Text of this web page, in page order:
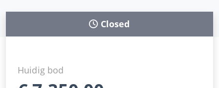
Closed
Huidig bod